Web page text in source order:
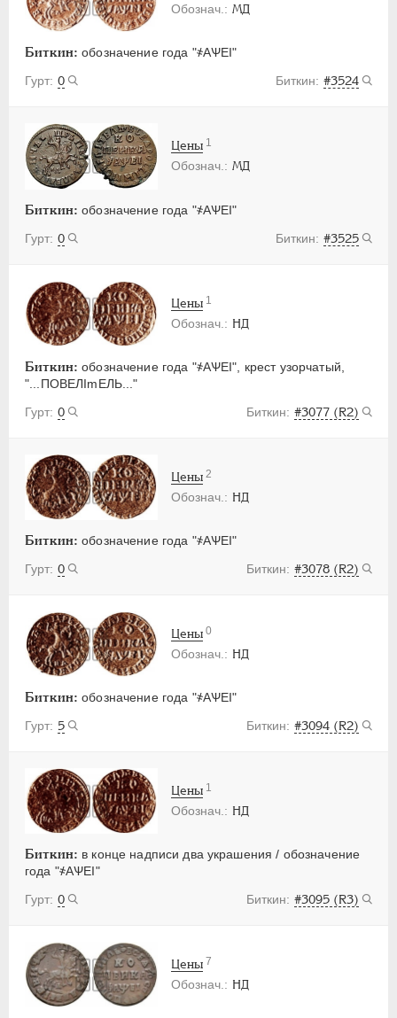
МД
Биткин: обозначение года "҂АѰЕI"
0
#3524
МД
Биткин: обозначение года "҂АѰЕI"
0
#3525
Цены 1
НД
Биткин: обозначение года "҂АѰЕI", крест узорчатый,
"...ПОВЕЛImЕЛЬ..."
0
#3077 (R2)
Цены 1
НД
Биткин: обозначение года "҂АѰЕI"
0
#3078 (R2)
Цены 2
НД
Биткин: обозначение года "҂АѰЕI"
5
#3094 (R2)
Цены 0
НД
Биткин: в конце надписи два украшения / обозначение
года "҂АѰЕI"
0
#3095 (R3)
Цены 1
НД
Цены 7